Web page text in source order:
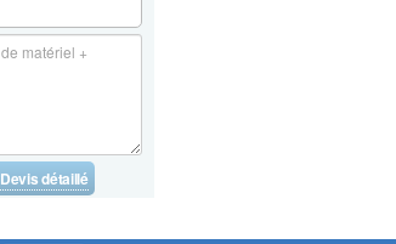
Devis détaillé